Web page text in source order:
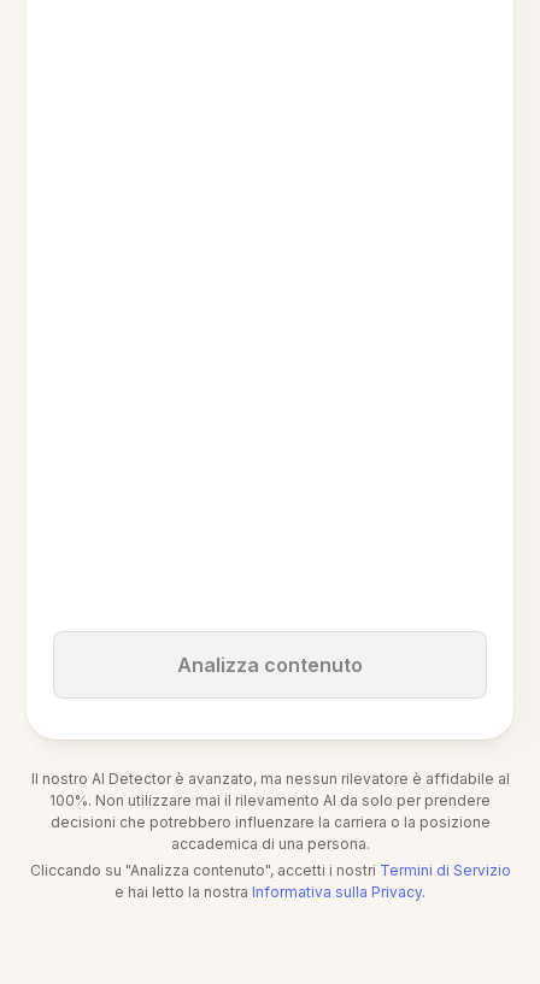
Analizza contenuto
Il nostro AI Detector è avanzato, ma nessun rilevatore è affidabile al
100%. Non utilizzare mai il rilevamento AI da solo per prendere
decisioni che potrebbero influenzare la carriera o la posizione
accademica di una persona.
Cliccando su "Analizza contenuto", accetti i nostri Termini di Servizio
e hai letto la nostra Informativa sulla Privacy.